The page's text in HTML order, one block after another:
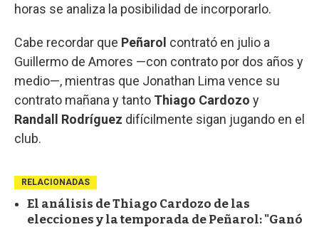
horas se analiza la posibilidad de incorporarlo.
Cabe recordar que Peñarol contrató en julio a
Guillermo de Amores —con contrato por dos años y
medio—, mientras que Jonathan Lima vence su
contrato mañana y tanto Thiago Cardozo y
Randall Rodríguez difícilmente sigan jugando en el
club.
RELACIONADAS
El análisis de Thiago Cardozo de las
elecciones y la temporada de Peñarol: "Ganó